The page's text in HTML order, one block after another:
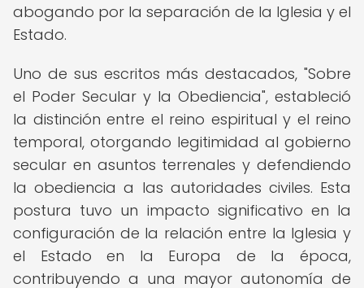
abogando por la separación de la Iglesia y el
Estado.
Uno de sus escritos más destacados, "Sobre
el Poder Secular y la Obediencia", estableció
la distinción entre el reino espiritual y el reino
temporal, otorgando legitimidad al gobierno
secular en asuntos terrenales y defendiendo
la obediencia a las autoridades civiles. Esta
postura tuvo un impacto significativo en la
configuración de la relación entre la Iglesia y
el Estado en la Europa de la época,
contribuyendo a una mayor autonomía de